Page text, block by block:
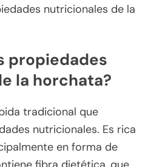
propiedades
la horchata?
tradicional que
nutricionales. Es rica
en forma de